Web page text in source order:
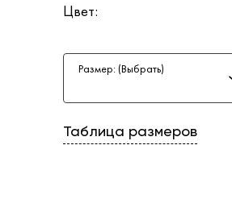
Цвет:
Размер: (Выбрать)
Таблица размеров